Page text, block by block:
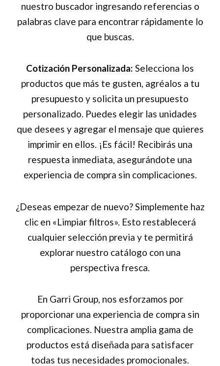
nuestro buscador ingresando referencias o
palabras clave para encontrar rápidamente lo
que buscas.
Cotización Personalizada: Selecciona los
productos que más te gusten, agréalos a tu
presupuesto y solicita un presupuesto
personalizado. Puedes elegir las unidades
que desees y agregar el mensaje que quieres
imprimir en ellos. ¡Es fácil! Recibirás una
respuesta inmediata, asegurándote una
experiencia de compra sin complicaciones.
¿Deseas empezar de nuevo? Simplemente haz
clic en «Limpiar filtros». Esto restablecerá
cualquier selección previa y te permitirá
explorar nuestro catálogo con una
perspectiva fresca.
En Garri Group, nos esforzamos por
proporcionar una experiencia de compra sin
complicaciones. Nuestra amplia gama de
productos está diseñada para satisfacer
todas tus necesidades promocionales.